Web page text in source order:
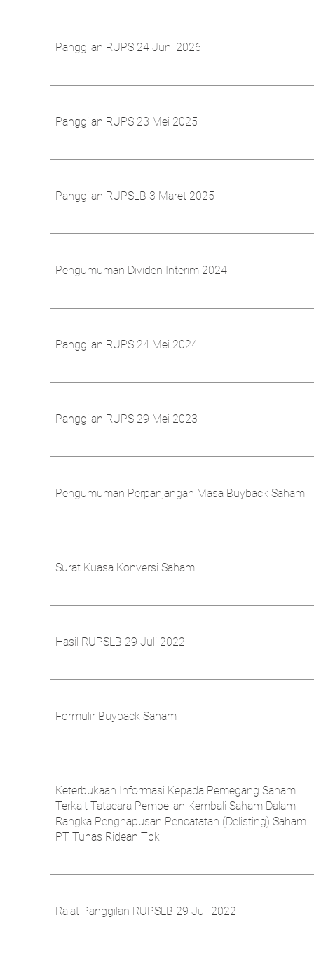
Panggilan RUPS 24 Juni 2026
Panggilan RUPS 23 Mei 2025
Panggilan RUPSLB 3 Maret 2025
Pengumuman Dividen Interim 2024
Panggilan RUPS 24 Mei 2024
Panggilan RUPS 29 Mei 2023
Pengumuman Perpanjangan Masa Buyback Saham
Surat Kuasa Konversi Saham
Hasil RUPSLB 29 Juli 2022
Formulir Buyback Saham
Keterbukaan Informasi Kepada Pemegang Saham
Terkait Tatacara Pembelian Kembali Saham Dalam
Rangka Penghapusan Pencatatan (Delisting) Saham
PT Tunas Ridean Tbk
Ralat Panggilan RUPSLB 29 Juli 2022